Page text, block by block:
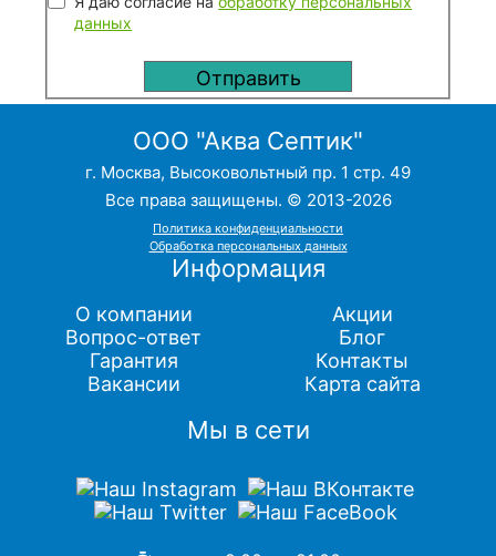
данных
ООО "Аква Септик"
г. Москва, Высоковольтный пр. 1 стр. 49
Все права защищены. © 2013-2026
Политика конфиденциальности
Обработка персональных данных
Информация
О компании
Вопрос-ответ
Гарантия
Вакансии
Акции
Блог
Контакты
Карта сайта
Мы в сети